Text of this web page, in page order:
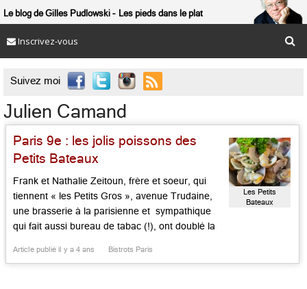
Le blog de Gilles Pudlowski Les pieds dans le plat
Inscrivez-vous
Suivez moi 
Julien Camand
Paris 9e : les jolis poissons des
Petits Bateaux
Frank et Nathalie Zeitoun, frère et soeur, qui
tiennent « les Petits Gros », avenue Trudaine,
une brasserie à la parisienne et sympathique
qui fait aussi bureau de tabac (!), ont doublé la
simple, sobre, sans apprêt. Le nom du lieu : les
Article publié il y a 4 ans Bistrots Paris
Les Petits
Bateaux